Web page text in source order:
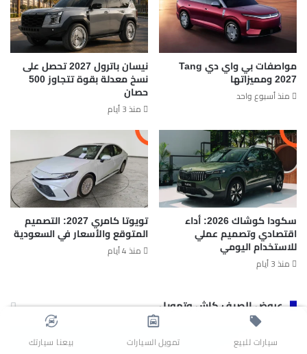
مواصفات بي واي دي Tang
2027 ومميزاتها
منذ أسبوع واحد
نيسان باترول 2027 تحصل على
نسخ معدلة بقوة تتجاوز 500
حصان
منذ 3 أيام
سكودا كوشاك 2026: أداء
اقتصادي وتصميم عملي
للاستخدام اليومي
منذ 3 أيام
تويوتا كامري 2027: التصميم
المتوقع والأسعار في السعودية
منذ 4 أيام
عروض الصيف كاش وتمويل
سيارات للبيع تمويل السيارات بيعنا سيارتك